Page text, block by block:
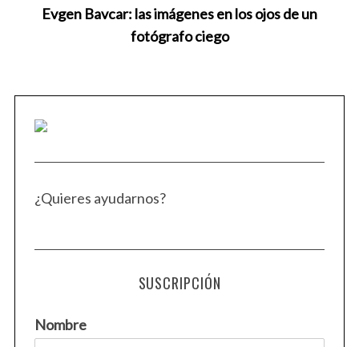
Evgen Bavcar: las imágenes en los ojos de un
fotógrafo ciego
¿Quieres ayudarnos?
SUSCRIPCIÓN
Nombre